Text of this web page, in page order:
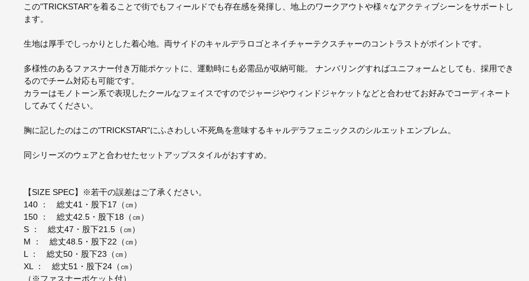
この"TRICKSTAR"を着ることで街でもフィールドでも存在感を発揮し、地上のワークアウトや様々なアクティブシーンをサポートし
ます。
生地は厚手でしっかりとした着心地。両サイドのキャルデラロゴとネイチャーテクスチャーのコントラストがポイントです。
多様性のあるファスナー付き万能ポケットに、運動時にも必需品が収納可能。 ナンバリングすればユニフォームとしても、採用でき
るのでチーム対応も可能です。
カラーはモノトーン系で表現したクールなフェイスですのでジャージやウィンドジャケットなどと合わせてお好みでコーディネート
してみてください。
胸に記したのはこの"TRICKSTAR"にふさわしい不死鳥を意味するキャルデラフェニックスのシルエットエンブレム。
同シリーズのウェアと合わせたセットアップスタイルがおすすめ。
【SIZE SPEC】※若干の誤差はご了承ください。
140 ： 総丈41・股下17（㎝）
150 ： 総丈42.5・股下18（㎝）
S ： 総丈47・股下21.5（㎝）
M ： 総丈48.5・股下22（㎝）
L ： 総丈50・股下23（㎝）
XL ： 総丈51・股下24（㎝）
（※ファスナーポケット付）